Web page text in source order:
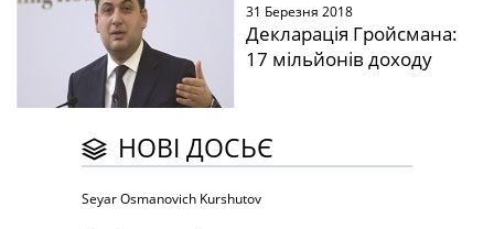
31 Березня 2018
Декларація Гройсмана:
17 мільйонів доходу
НОВІ ДОСЬЄ
Seyar Osmanovich Kurshutov